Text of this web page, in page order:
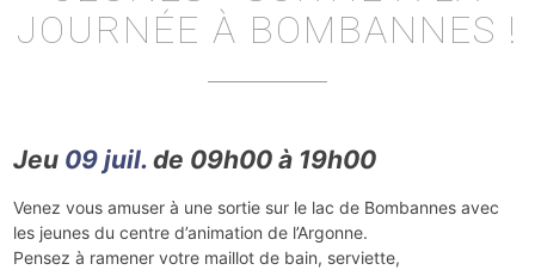
JOURNÉE À BOMBANNES !
Jeu 09 juil.de 09h00 à 19h00
Venez vous amuser à une sortie sur le lac de Bombannes avec
les jeunes du centre d’animation de l’Argonne.
Pensez à ramener votre maillot de bain, serviette,